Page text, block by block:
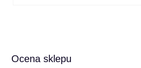
Ocena sklepu